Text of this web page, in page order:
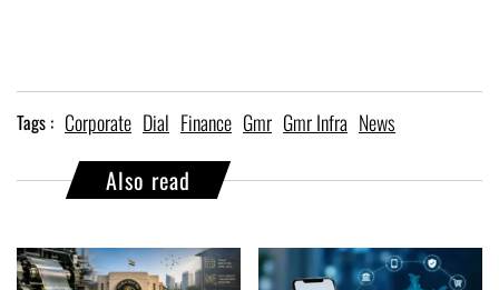
Tags : Corporate Dial Finance Gmr Gmr Infra News
Also read